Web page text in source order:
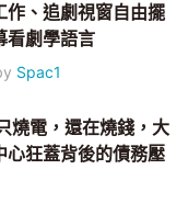
作、追劇視窗自由擺
看劇學語言
Spac1
燒電，還在燒錢，大
心狂蓋背後的債務壓